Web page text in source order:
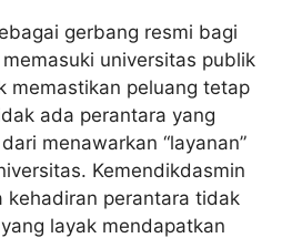
gerbang resmi bagi
universitas publik
memastikan peluang tetap
ada perantara yang
menawarkan “layanan”
Kemendikdasmin
kehadiran perantara tidak
layak mendapatkan